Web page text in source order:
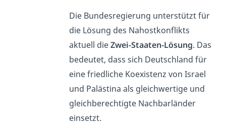
Die Bundesregierung unterstützt für
die Lösung des Nahostkonflikts
aktuell dieZwei-Staaten-Lösung. Das
bedeutet, dass sich Deutschland für
eine friedliche Koexistenz von Israel
und Palästina als gleichwertige und
gleichberechtigte Nachbarländer
einsetzt.